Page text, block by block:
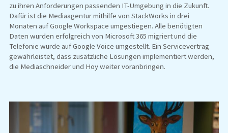
zu ihren Anforderungen passenden IT-Umgebung in die Zukunft.
Dafür ist die Mediaagentur mithilfe von StackWorks in drei
Monaten auf Google Workspace umgestiegen. Alle benötigten
Daten wurden erfolgreich von Microsoft 365 migriert und die
Telefonie wurde auf Google Voice umgestellt. Ein Servicevertrag
gewährleistet, dass zusätzliche Lösungen implementiert werden,
die Mediaschneider und Hoy weiter voranbringen.